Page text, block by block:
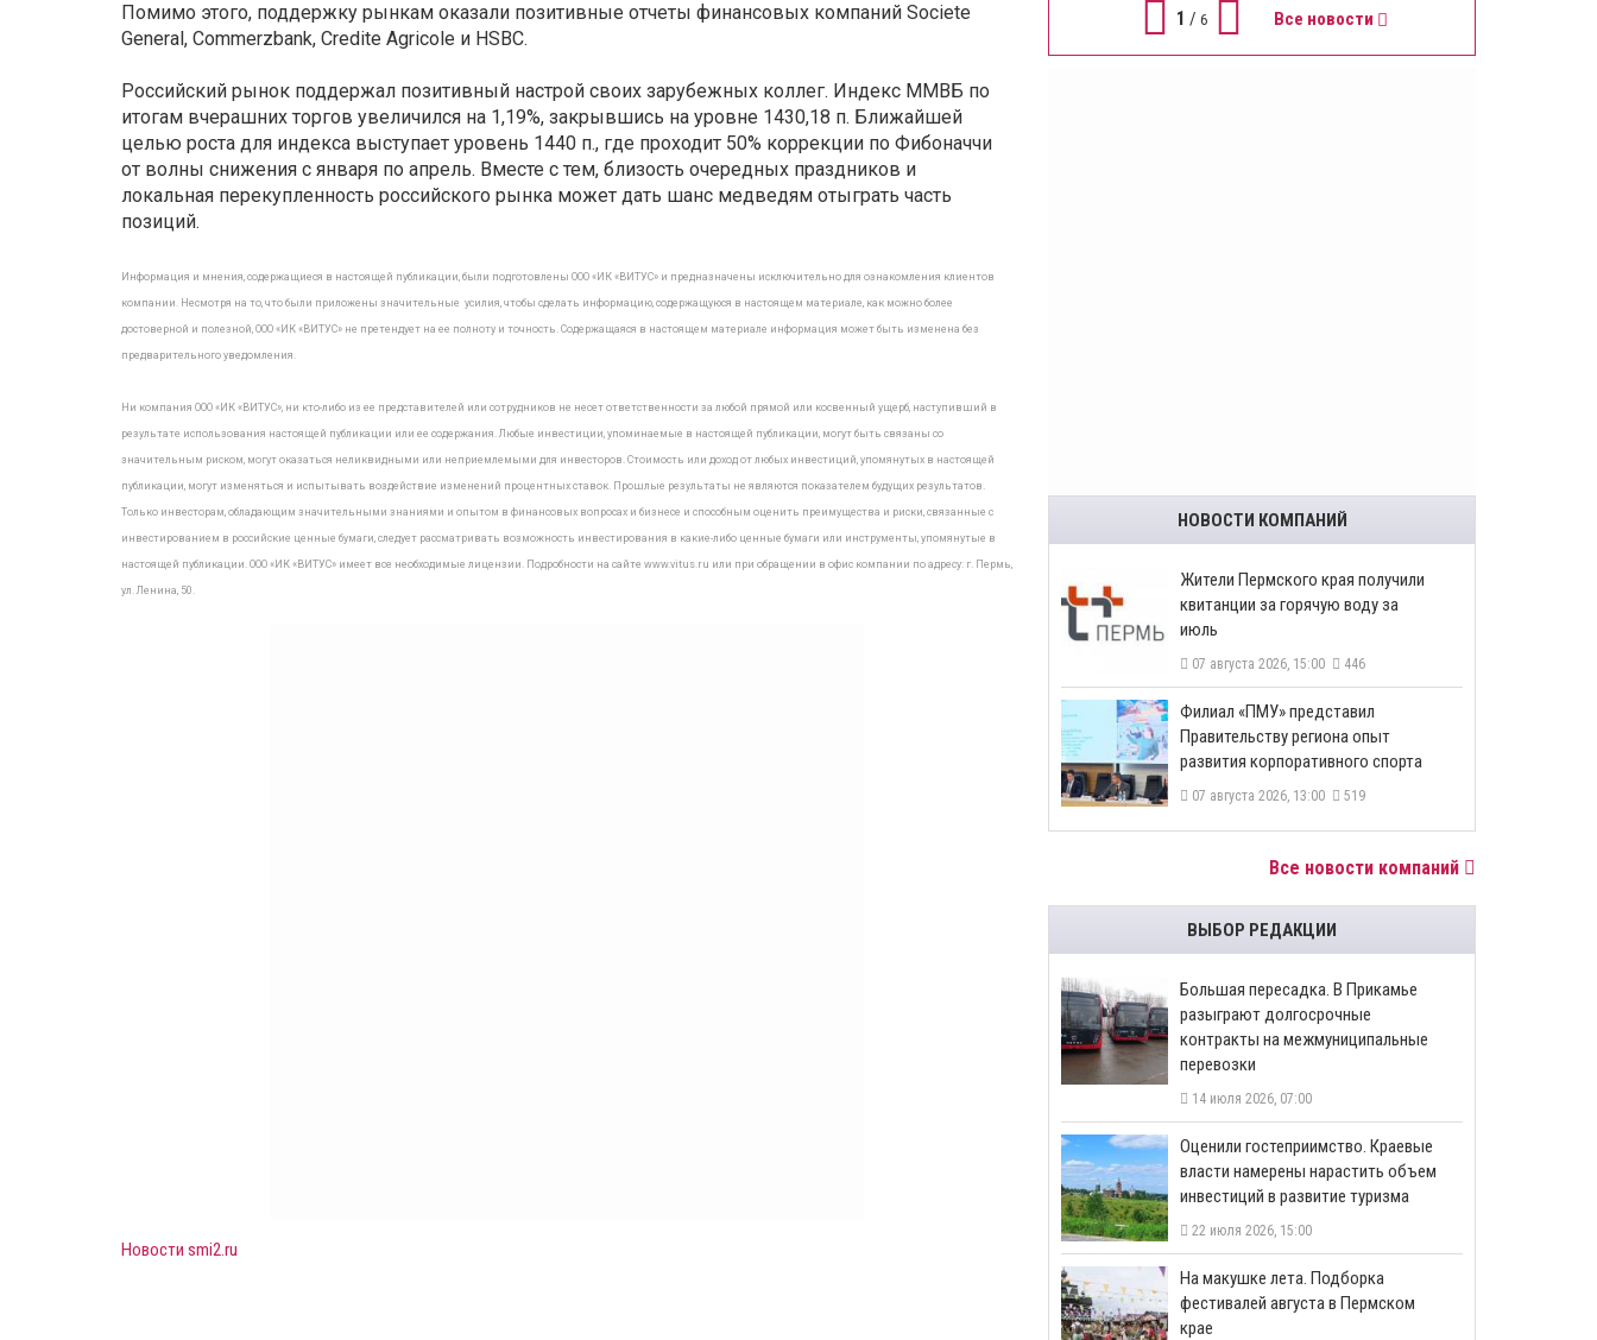
Помимо этого, поддержку рынкам оказали позитивные отчеты финансовых компаний Societe
General, Commerzbank, Credite Agricole и HSBC.
Российский рынок поддержал позитивный настрой своих зарубежных коллег. Индекс ММВБ по
итогам вчерашних торгов увеличился на 1,19%, закрывшись на уровне 1430,18 п. Ближайшей
целью роста для индекса выступает уровень 1440 п., где проходит 50% коррекции по Фибоначчи
от волны снижения с января по апрель. Вместе с тем, близость очередных праздников и
локальная перекупленность российского рынка может дать шанс медведям отыграть часть
позиций.
Информация и мнения, содержащиеся в настоящей публикации, были подготовлены ООО «ИК «ВИТУС» и предназначены исключительно для ознакомления клиентов
компании. Несмотря на то, что были приложены значительные усилия, чтобы сделать информацию, содержащуюся в настоящем материале, как можно более
достоверной и полезной, ООО «ИК «ВИТУС» не претендует на ее полноту и точность. Содержащаяся в настоящем материале информация может быть изменена без
предварительного уведомления.
Ни компания ООО «ИК «ВИТУС», ни кто-либо из ее представителей или сотрудников не несет ответственности за любой прямой или косвенный ущерб, наступивший в
результате использования настоящей публикации или ее содержания. Любые инвестиции, упоминаемые в настоящей публикации, могут быть связаны со
значительным риском, могут оказаться неликвидными или неприемлемыми для инвесторов. Стоимость или доход от любых инвестиций, упомянутых в настоящей
публикации, могут изменяться и испытывать воздействие изменений процентных ставок. Прошлые результаты не являются показателем будущих результатов.
Только инвесторам, обладающим значительными знаниями и опытом в финансовых вопросах и бизнесе и способным оценить преимущества и риски, связанные с
инвестированием в российские ценные бумаги, следует рассматривать возможность инвестирования в какие-либо ценные бумаги или инструменты, упомянутые в
настоящей публикации. ООО «ИК «ВИТУС» имеет все необходимые лицензии. Подробности на сайте www.vitus.ru или при обращении в офис компании по адресу: г. Пермь,
ул. Ленина, 50.
Новости smi2.ru
1 / 6 Все новости
НОВОСТИ КОМПАНИЙ
​Жители Пермского края получили
квитанции за горячую воду за
июль
07 августа 2026, 15:00 446
​Филиал «ПМУ» представил
Правительству региона опыт
развития корпоративного спорта
07 августа 2026, 13:00 519
Все новости компаний
ВЫБОР РЕДАКЦИИ
Большая пересадка. В Прикамье
разыграют долгосрочные
контракты на межмуниципальные
перевозки
14 июля 2026, 07:00
Оценили гостеприимство. Краевые
власти намерены нарастить объем
инвестиций в развитие туризма
22 июля 2026, 15:00
На макушке лета. Подборка
фестивалей августа в Пермском
крае